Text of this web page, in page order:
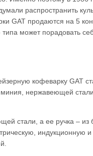
распространить
GAT продаются на 5
может порадовать
кофеварку GAT
нержавеющей
стали, а ее ручка – из
индукционную